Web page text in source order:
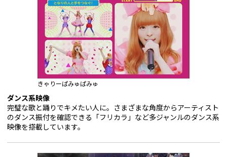
きゃりーぱみゅぱみゅ
ダンス系映像
完璧な歌と踊りでキメたい人に。さまざまな角度からアーティスト
のダンス振付を確認できる「フリカラ」など多ジャンルのダンス系
映像を搭載しています。